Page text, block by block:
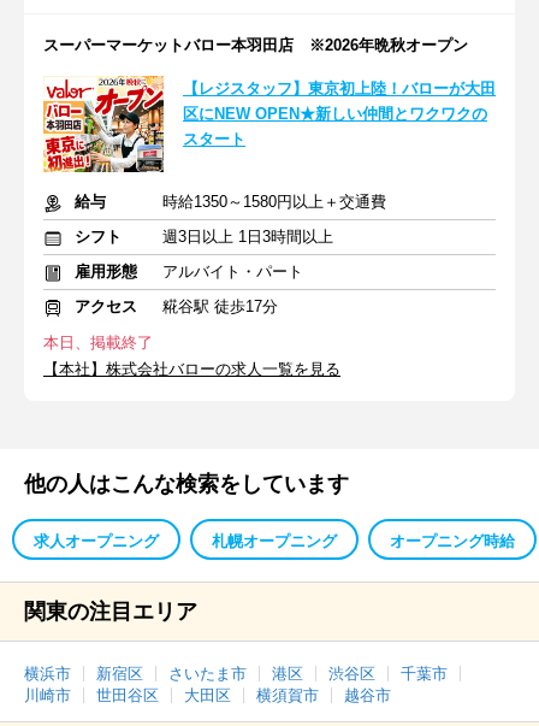
スーパーマーケットバロー本羽田店 ※2026年晩秋オープン
【レジスタッフ】東京初上陸！バローが大田
区にNEW OPEN★新しい仲間とワクワクの
スタート
給与
時給1350～1580円以上＋交通費
シフト
週3日以上 1日3時間以上
雇用形態
アルバイト・パート
アクセス
糀谷駅 徒歩17分
本日、掲載終了
【本社】株式会社バローの求人一覧を見る
他の人はこんな検索をしています
求人オープニング 札幌オープニング オープニング時給
関東の注目エリア
横浜市 新宿区 さいたま市 港区 渋谷区
千葉市
川崎市
世田谷区 大田区 横須賀市 越谷市